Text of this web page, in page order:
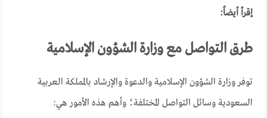
إقرأ أيضاً:
طرق التواصل مع وزارة الشؤون الإسلامية
توفر وزارة الشؤون الإسلامية والدعوة والإرشاد بالمملكة العربية
السعودية وسائل التواصل المختلفة؛ وأهم هذه الأمور هي: